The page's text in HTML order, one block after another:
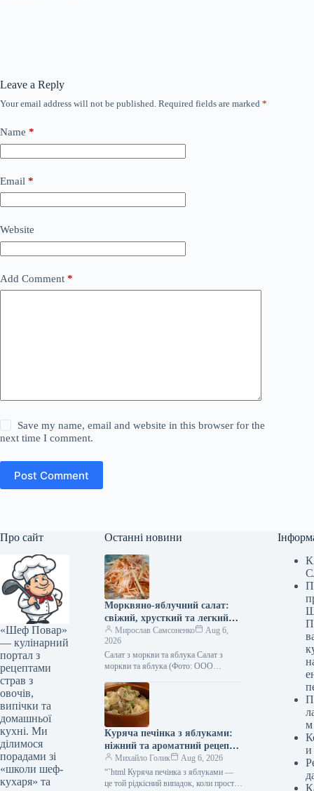
Leave a Reply
Your email address will not be published. Required fields are marked *
Name *
Email *
Website
Add Comment *
Save my name, email and website in this browser for the
next time I comment.
Post Comment
Про сайт
«Шеф Повар»
— кулінарний
портал з
рецептами
страв з
овочів,
випічки та
домашньої
кухні. Ми
ділимося
порадами зі
«школи шеф-
кухаря» та
Останні новини
Морквяно-яблучний салат:
свіжий, хрусткий та легкий
рецепт з фото
Мирослав Самсоненко
Aug 6,
2026
Салат з моркви та яблука Салат з
моркви та яблука (Фото: ООО
Існують страви, які здаються
неймовірно…
Куряча печінка з яблуками:
ніжний та ароматний рецепт з
покроковими фото
Михайло Голик
Aug 6, 2026
“`html Куряча печінка з яблуками —
це той рідкісний випадок, коли простий
м
и